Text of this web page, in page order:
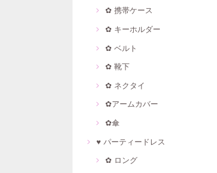
✿ 携帯ケース
✿ キーホルダー
✿ ベルト
✿ 靴下
✿ ネクタイ
✿アームカバー
✿傘
♥ パーティードレス
✿ ロング